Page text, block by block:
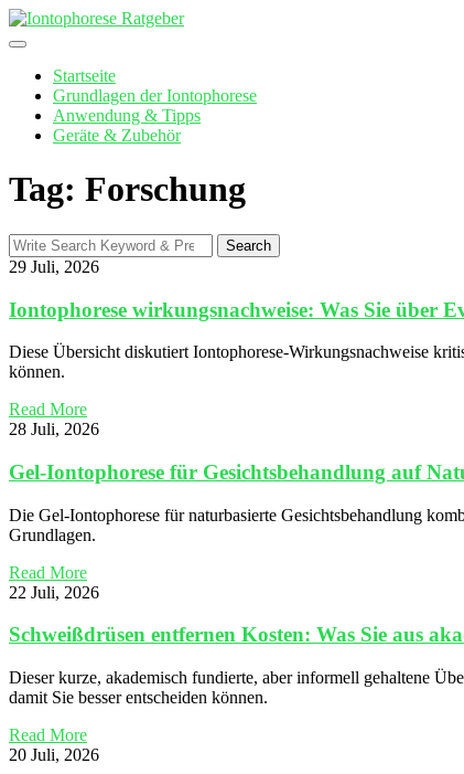
Skip
to
Startseite
Grundlagen der Iontophorese
Anwendung & Tipps
Geräte & Zubehör
Tag: Forschung
Search
for:
Search
29 Juli, 2026
Iontophorese wirkungsnachweise: Was Sie über
Diese Übersicht diskutiert Iontophorese-Wirkungsnachweise
können.
Read More
28 Juli, 2026
Gel‑Iontophorese für Gesichtsbehandlung auf
Die Gel-Iontophorese für naturbasierte Gesichtsbehandlung
Grundlagen.
Read More
22 Juli, 2026
Schweißdrüsen entfernen Kosten: Was Sie aus
Dieser kurze, akademisch fundierte, aber informell gehaltene
damit Sie besser entscheiden können.
Read More
20 Juli, 2026